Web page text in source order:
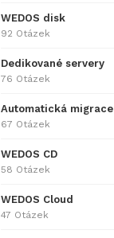
WEDOS disk
92 Otázek
Dedikované servery
76 Otázek
Automatická migrace
67 Otázek
WEDOS CD
58 Otázek
WEDOS Cloud
47 Otázek